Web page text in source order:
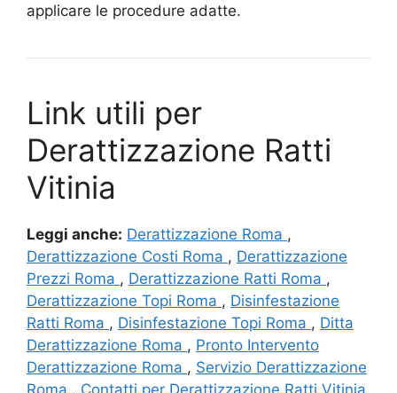
applicare le procedure adatte.
Link utili per
Derattizzazione Ratti
Vitinia
Leggi anche: Derattizzazione Roma ,
Derattizzazione Costi Roma , Derattizzazione
Prezzi Roma , Derattizzazione Ratti Roma ,
Derattizzazione Topi Roma , Disinfestazione
Ratti Roma , Disinfestazione Topi Roma , Ditta
Derattizzazione Roma , Pronto Intervento
Derattizzazione Roma , Servizio Derattizzazione
Roma , Contatti per Derattizzazione Ratti Vitinia